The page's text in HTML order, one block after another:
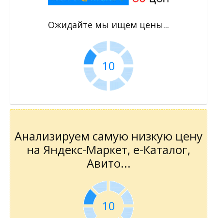
Ожидайте мы ищем цены...
10
Анализируем самую низкую цену
на Яндекс-Маркет, е-Каталог,
Авито...
10